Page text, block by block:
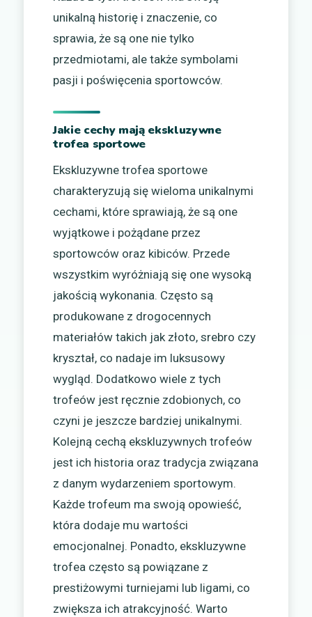
unikalną historię i znaczenie, co
sprawia, że są one nie tylko
przedmiotami, ale także symbolami
pasji i poświęcenia sportowców.
Jakie cechy mają ekskluzywne
trofea sportowe
Ekskluzywne trofea sportowe
charakteryzują się wieloma unikalnymi
cechami, które sprawiają, że są one
wyjątkowe i pożądane przez
sportowców oraz kibiców. Przede
wszystkim wyróżniają się one wysoką
jakością wykonania. Często są
produkowane z drogocennych
materiałów takich jak złoto, srebro czy
kryształ, co nadaje im luksusowy
wygląd. Dodatkowo wiele z tych
trofeów jest ręcznie zdobionych, co
czyni je jeszcze bardziej unikalnymi.
Kolejną cechą ekskluzywnych trofeów
jest ich historia oraz tradycja związana
z danym wydarzeniem sportowym.
Każde trofeum ma swoją opowieść,
która dodaje mu wartości
emocjonalnej. Ponadto, ekskluzywne
trofea często są powiązane z
prestiżowymi turniejami lub ligami, co
zwiększa ich atrakcyjność. Warto